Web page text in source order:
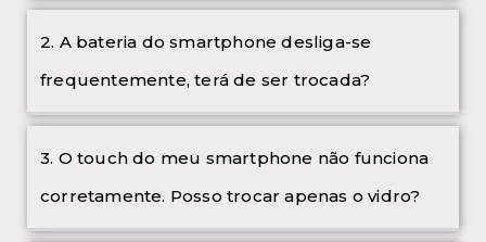
2. A bateria do smartphone desliga-se
frequentemente, terá de ser trocada?
3. O touch do meu smartphone não funciona
corretamente. Posso trocar apenas o vidro?